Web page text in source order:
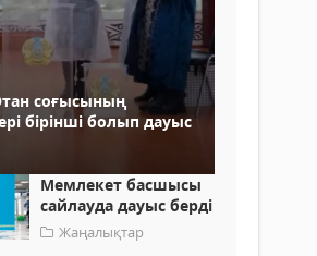
соғысының
бірінші болып дауыс
Мемлекет басшысы
сайлауда дауыс берді
Жаңалықтар